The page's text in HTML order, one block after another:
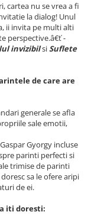
cartea nu se vrea a fi
la dialog! Unul
ii invita pe multi alti
perspective.â€ť -
invizibilsiSuflete
de care are
generale se afla
sale emotii,
Gyorgy incluse
parinti perfecti si
trimise de parinti
sa le ofere aripi
de ei.
iti doresti: